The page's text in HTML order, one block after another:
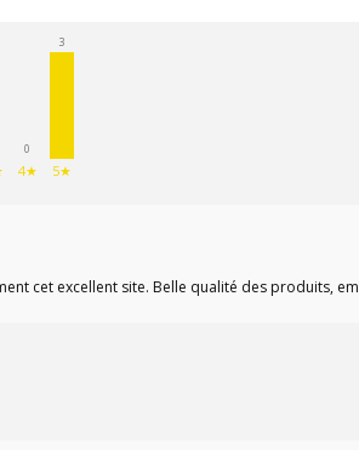
0
4★
3
5★
cet excellent site. Belle qualité des produits,